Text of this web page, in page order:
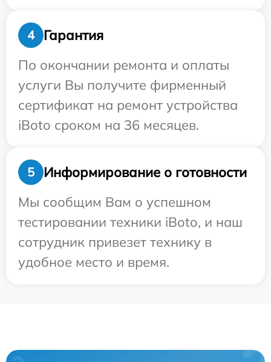
4
Гарантия
По окончании ремонта и оплаты
услуги Вы получите фирменный
сертификат на ремонт устройства
iBoto сроком на 36 месяцев.
5
Информирование о готовности
Мы сообщим Вам о успешном
тестировании техники iBoto, и наш
сотрудник привезет технику в
удобное место и время.